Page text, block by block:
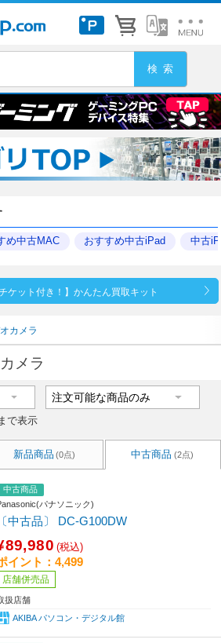
め中古MAC おすすめ中古iPad 中古
ケット付き！】かんたん買取キット
カメラ
メラ
で表示
新品商品 (0点) 中古商品 (2点)
中古商品
パナソニック)
〔中古品〕 DC-G100DW
(税込)
イント：4,499
店舗併売品
扱店舗
AKIBA パソコン・デジタル館